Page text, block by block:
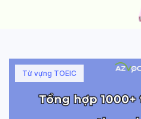
Từ vựng TOEIC